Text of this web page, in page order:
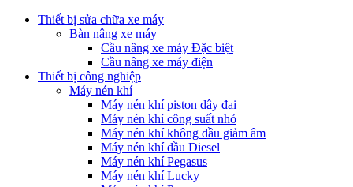
Thiết bị sửa chữa xe máy
Bàn nâng xe máy
Cầu nâng xe máy Đặc biệt
Cầu nâng xe máy điện
Thiết bị công nghiệp
Máy nén khí
Máy nén khí piston dây đai
Máy nén khí công suất nhỏ
Máy nén khí không dầu giảm âm
Máy nén khí dầu Diesel
Máy nén khí Pegasus
Máy nén khí Lucky